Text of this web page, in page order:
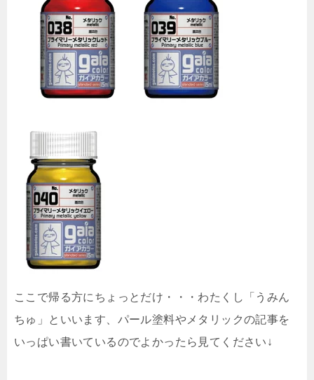
ここで帰る方にちょっとだけ・・・わたくし「うみん
ちゅ」といいます、パール塗料やメタリックの記事を
いっぱい書いているのでよかったら見てください↓